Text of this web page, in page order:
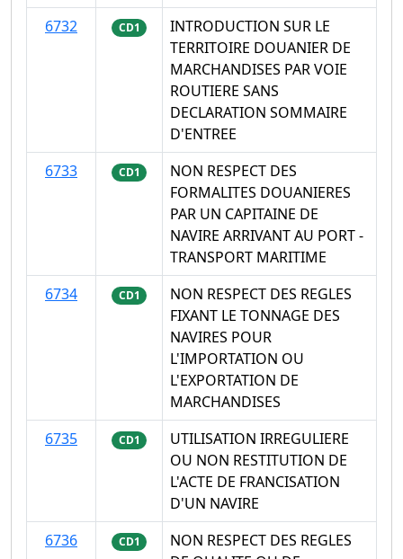
6732
CD1
INTRODUCTION SUR LE
TERRITOIRE DOUANIER DE
MARCHANDISES PAR VOIE
ROUTIERE SANS
DECLARATION SOMMAIRE
D'ENTREE
6733
CD1
NON RESPECT DES
FORMALITES DOUANIERES
PAR UN CAPITAINE DE
NAVIRE ARRIVANT AU PORT -
TRANSPORT MARITIME
6734
CD1
NON RESPECT DES REGLES
FIXANT LE TONNAGE DES
NAVIRES POUR
L'IMPORTATION OU
L'EXPORTATION DE
MARCHANDISES
6735
CD1
UTILISATION IRREGULIERE
OU NON RESTITUTION DE
L'ACTE DE FRANCISATION
D'UN NAVIRE
6736
CD1
NON RESPECT DES REGLES